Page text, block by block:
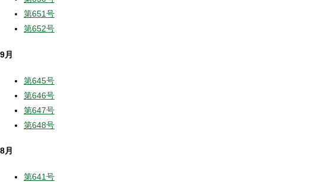
第651号
第652号
9月
第645号
第646号
第647号
第648号
8月
第641号